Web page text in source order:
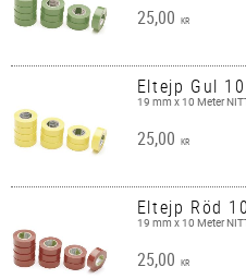
25,00 KR
Eltejp Gul
19 mm x 10 Meter
25,00 KR
Eltejp Röd
19 mm x 10 Meter
25,00 KR